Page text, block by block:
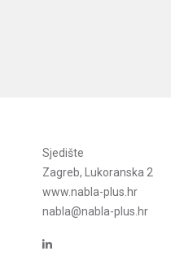
Sjedište
Zagreb, Lukoranska 2
www.nabla-plus.hr
nabla@nabla-plus.hr